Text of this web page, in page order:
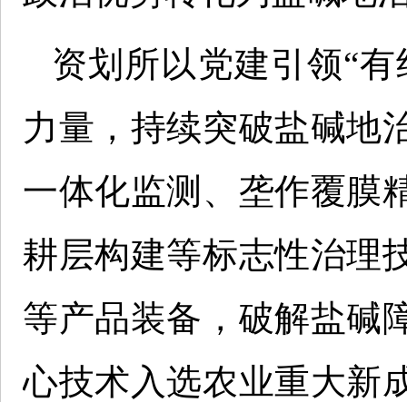
资划所以党建引领“
力量，持续突破盐碱地
一体化监测、垄作覆膜
耕层构建等标志性治理
等产品装备，破解盐碱
心技术入选农业重大新